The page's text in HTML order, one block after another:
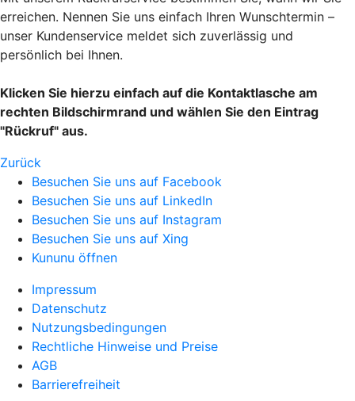
erreichen. Nennen Sie uns einfach Ihren Wunschtermin –
unser Kundenservice meldet sich zuverlässig und
persönlich bei Ihnen.
Klicken Sie hierzu einfach auf die Kontaktlasche am
rechten Bildschirmrand und wählen Sie den Eintrag
"Rückruf" aus.
Zurück
Besuchen Sie uns auf Facebook
Besuchen Sie uns auf LinkedIn
Besuchen Sie uns auf Instagram
Besuchen Sie uns auf Xing
Kununu öffnen
Impressum
Datenschutz
Nutzungsbedingungen
Rechtliche Hinweise und Preise
AGB
Barrierefreiheit